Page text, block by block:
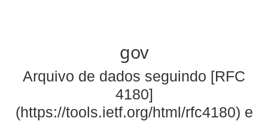
gov
Arquivo de dados seguindo [RFC
4180]
(https://tools.ietf.org/html/rfc4180) e